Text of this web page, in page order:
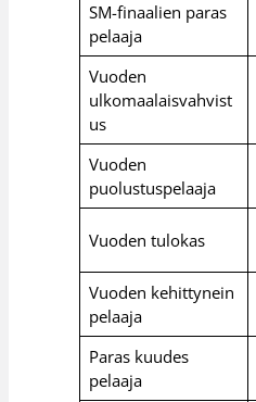
SM-finaalien paras
pelaaja
Vuoden
ulkomaalaisvahvist
us
Vuoden
puolustuspelaaja
Vuoden tulokas
Vuoden kehittynein
pelaaja
Paras kuudes
pelaaja